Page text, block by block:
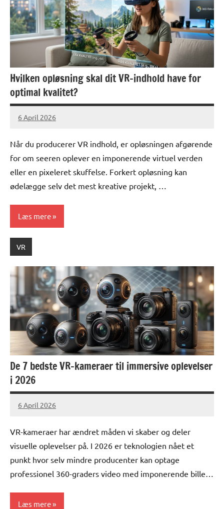
Hvilken opløsning skal dit VR-indhold have for
optimal kvalitet?
6 April 2026
lucas
No
Når du producerer VR indhold, er opløsningen afgørende
for om seeren oplever en imponerende virtuel verden
eller en pixeleret skuffelse. Forkert opløsning kan
ødelægge selv det mest kreative projekt, …
Læs mere
VR
De 7 bedste VR-kameraer til immersive oplevelser
i 2026
6 April 2026
lucas
No
VR-kameraer har ændret måden vi skaber og deler
visuelle oplevelser på. I 2026 er teknologien nået et
punkt hvor selv mindre producenter kan optage
professionel 360-graders video med imponerende bille…
Læs mere